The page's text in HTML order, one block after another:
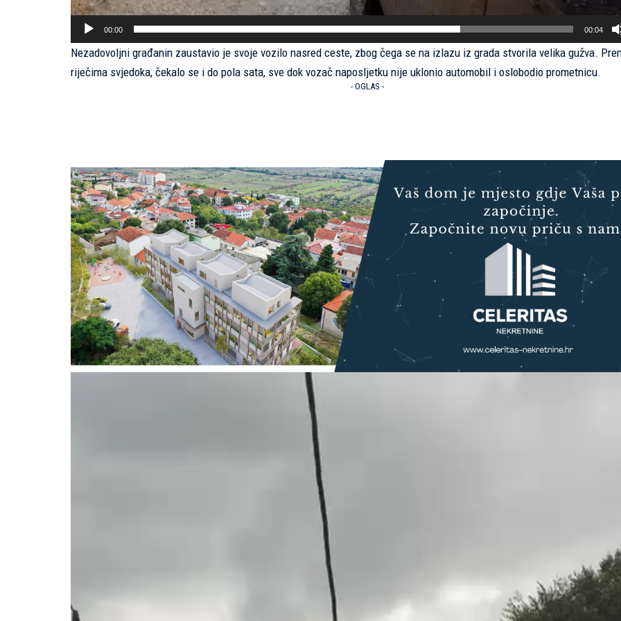
00:00 00:04
Nezadovoljni građanin zaustavio je svoje vozilo nasred ceste, zbog čega se na izlazu iz grada stvorila velika gužva.
riječima svjedoka, čekalo se i do pola sata, sve dok vozač naposljetku nije uklonio automobil i oslobodio prometnicu.
- OGLAS -